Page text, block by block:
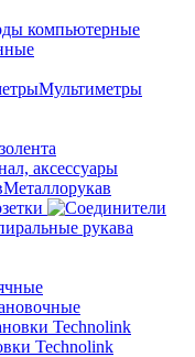
компьютерные
Мультиметры
аксессуары
Металлорукав
рукава
Technolink